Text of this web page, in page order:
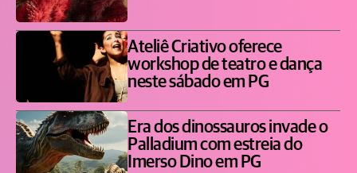
Ateliê Criativo oferece
workshop de teatro e dança
neste sábado em PG
Era dos dinossauros invade o
Palladium com estreia do
Imerso Dino em PG